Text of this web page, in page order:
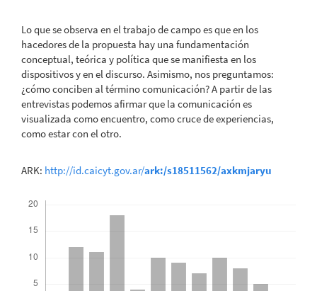
Lo que se observa en el trabajo de campo es que en los
hacedores de la propuesta hay una fundamentación
conceptual, teórica y política que se manifiesta en los
dispositivos y en el discurso. Asimismo, nos preguntamos:
¿cómo conciben al término comunicación? A partir de las
entrevistas podemos afirmar que la comunicación es
visualizada como encuentro, como cruce de experiencias,
como estar con el otro.
ARK: http://id.caicyt.gov.ar/ark:/s18511562/axkmjaryu